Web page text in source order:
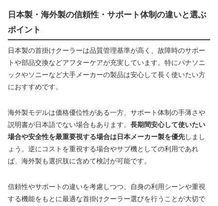
日本製・海外製の信頼性・サポート体制の違いと選ぶ
ポイント
日本製の首掛けクーラーは品質管理基準が高く、故障時のサポー
トや部品交換などアフターケアが充実しています。特にパナソニ
ックやソニーなど大手メーカーの製品は安心して長く使いたい方
におすすめです。
海外製モデルは価格優位性がある一方、サポート体制の手薄さや
説明書が日本語でない場合もあります。 長期間安心して使いたい
場合や安全性を最重要視する場合は日本メーカー製を優先しまし
ょう。逆にコストを重視する場合やサブ機としての利用であれ
ば、海外製も選択肢に含めて検討が可能です。
信頼性やサポートの違いを考慮しつつ、自身の利用シーンや重視
する機能をもとに最適な首掛けクーラー選びを行うことが大切で